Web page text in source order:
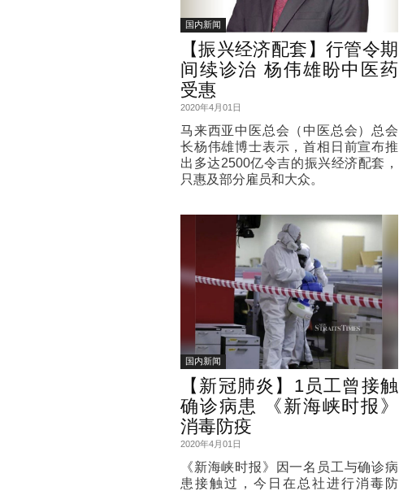
国内新闻
【振兴经济配套】行管令期
间续诊治 杨伟雄盼中医药
受惠
2020年4月01日
马来西亚中医总会（中医总会）总会
长杨伟雄博士表示，首相日前宣布推
出多达2500亿令吉的振兴经济配套，
只惠及部分雇员和大众。
国内新闻
【新冠肺炎】1员工曾接触
确诊病患 《新海峡时报》
消毒防疫
2020年4月01日
《新海峡时报》因一名员工与确诊病
患接触过，今日在总社进行消毒防